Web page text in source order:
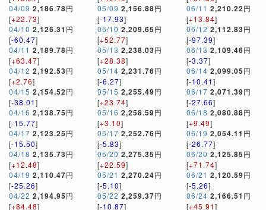
04/09 2,186.78円
[+22.73]
04/10 2,126.31 円
[-60.47]
04/11 2,189.78円
[+63.47]
04/12 2,192.53円
[+2.76]
04/15 2,154.52円
[-38.01]
04/16 2,138.75円
[-15.77]
04/17 2,123.25円
[-15.50]
04/18 2,135.73円
[+12.48]
04/19 2,110.47円
[-25.26]
04/22 2,194.95円
[+84.48]
05/09 2,156.88円
[-17.93]
05/10 2,209.65円
[+52.77]
05/13 2,238.03円
[+28.38]
05/14 2,231.76円
[-6.27]
05/15 2,255.49円
[+23.74]
05/16 2,258.59円
[+3.10]
05/17 2,252.76円
[-5.83]
05/20 2,275.35円
[+22.59]
05/21 2,270.24円
[-5.10]
05/22 2,259.37円
[-10.87]
06/11 2,210.22円
[+13.84]
06/12 2,112.83円
[-97.39]
06/13 2,109.46円
[-3.37]
06/14 2,099.05円
[-10.41]
06/17 2,071.39円
[-27.66]
06/18 2,080.88円
[+9.49]
06/19 2,054.11 円
[-26.77]
06/20 2,125.85円
[+71.74]
06/21 2,120.59円
[-5.26]
06/24 2,166.51 円
[+45.91]